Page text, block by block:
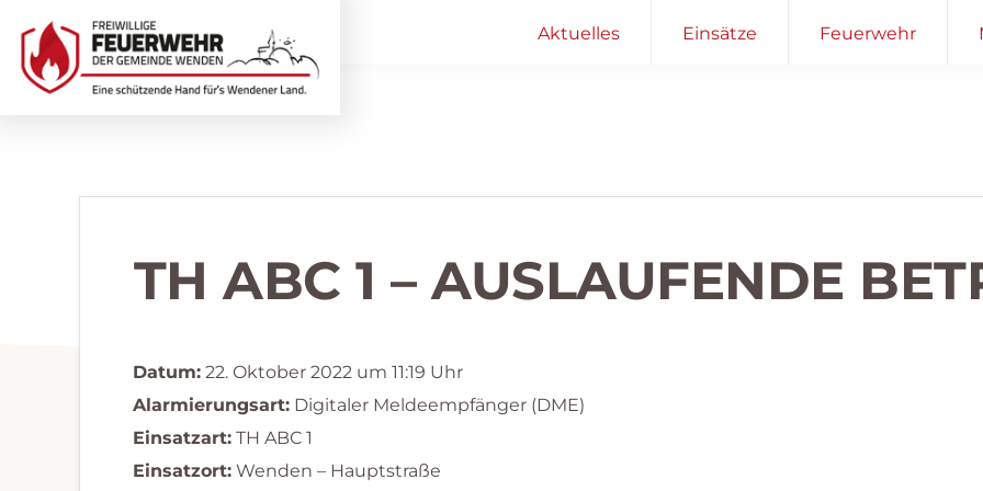
Hauptnavigation
springen
Inhalt
springen
Aktuelles Einsätze Feuerwehr
TH ABC 1 – AUSLAUFENDE
Datum: 22. Oktober 2022 um 11:19 Uhr
Alarmierungsart: Digitaler Meldeempfänger (DME)
Einsatzart: TH ABC 1
Einsatzort: Wenden – Hauptstraße